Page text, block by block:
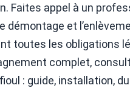
Faites appel à un
démontage et
toutes les obligations
complet,
: guide, installation,